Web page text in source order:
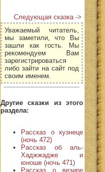
Следующая сказка ->
Уважаемый читатель,
мы заметили, что Вы
зашли как гость. Мы
рекомендуем Вам
зарегистрироваться
либо зайти на сайт под
своим именем.
Другие сказки из этого
раздела:
Рассказ о кузнеце
(ночь 472)
Рассказ об аль-
Хаджжадже и
юноше (ночь 471)
Рассказ о везире